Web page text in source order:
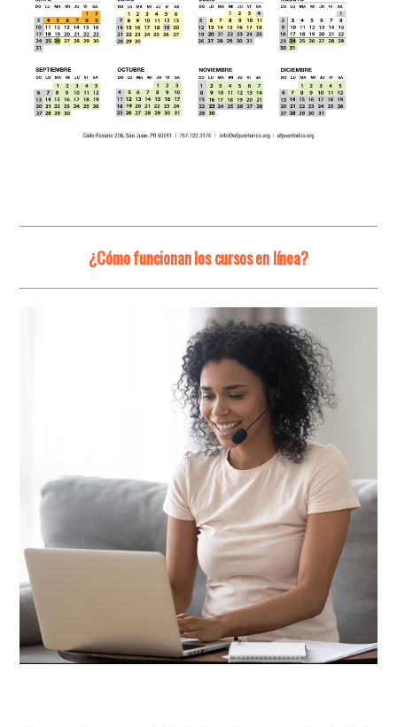
¿Cómo funcionan los cursos en línea?